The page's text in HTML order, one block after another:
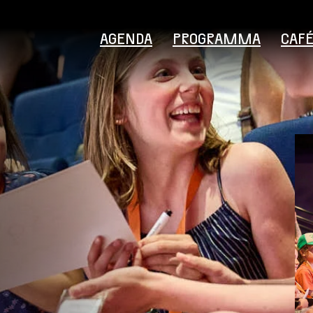
AGENDA PROGRAMMA
Bezoekersinformatie
Educatie